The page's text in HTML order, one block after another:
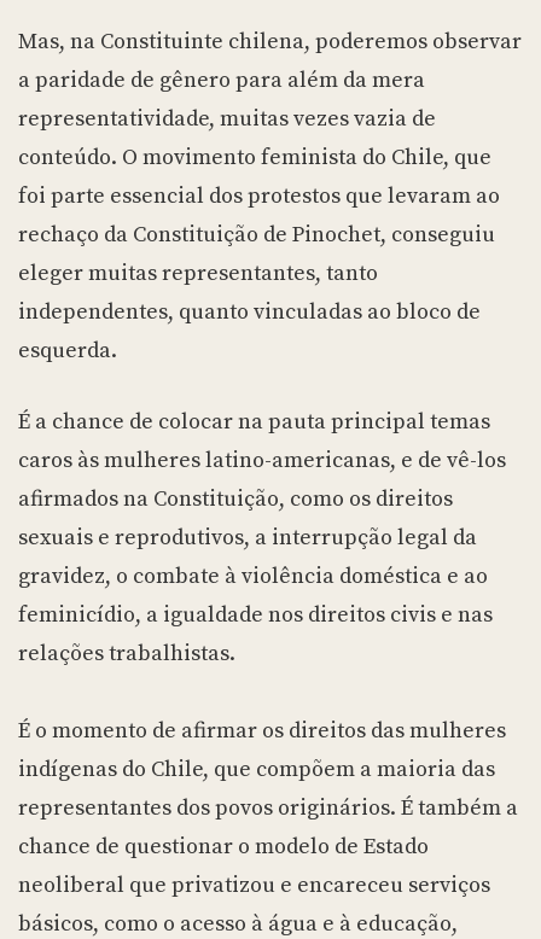
Mas, na Constituinte chilena, poderemos observar
a paridade de gênero para além da mera
representatividade, muitas vezes vazia de
conteúdo. O movimento feminista do Chile, que
foi parte essencial dos protestos que levaram ao
rechaço da Constituição de Pinochet, conseguiu
eleger muitas representantes, tanto
independentes, quanto vinculadas ao bloco de
esquerda.
É a chance de colocar na pauta principal temas
caros às mulheres latino-americanas, e de vê-los
afirmados na Constituição, como os direitos
sexuais e reprodutivos, a interrupção legal da
gravidez, o combate à violência doméstica e ao
feminicídio, a igualdade nos direitos civis e nas
relações trabalhistas.
É o momento de afirmar os direitos das mulheres
indígenas do Chile, que compõem a maioria das
representantes dos povos originários. É também a
chance de questionar o modelo de Estado
neoliberal que privatizou e encareceu serviços
básicos, como o acesso à água e à educação,